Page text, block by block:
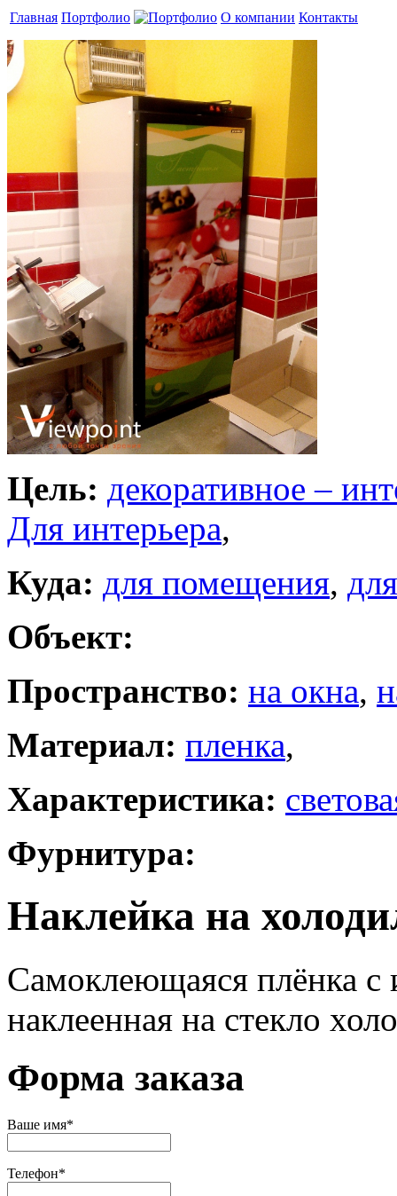
Главная Портфолио О компании Контакты
Цель: декоративное –
Для интерьера,
Куда: для помещения,
Объект:
Пространство: на окна,
Материал: пленка,
Характеристика:
Фурнитура:
Наклейка на
Самоклеющаяся плёнка с
наклеенная на стекло
Форма заказа
Ваше имя*
Телефон*